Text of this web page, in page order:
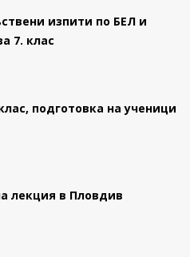
изпити по БЕЛ и
7. клас
подготовка на ученици
лекция в Пловдив